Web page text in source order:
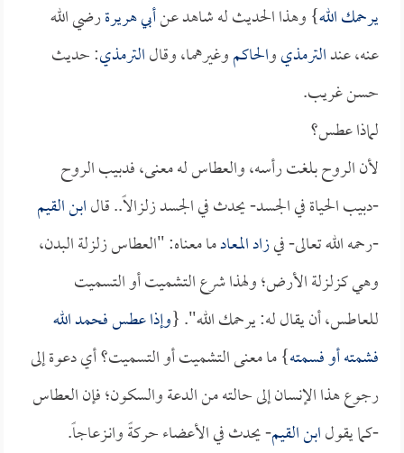
يرحمك الله} وهذا الحديث له شاهد عنأبي هريرةرضي الله
عنه، عندالترمذيوالحاكموغيرهما، وقالالترمذي: حديث
حسن غريب.
لماذا عطس؟
لأن الروح بلغت رأسه، والعطاس له معنى، فدبيب الروح
-دبيب الحياة في الجسد- يحدث في الجسد زلزالاً.. قالابن القيم
-رحمه الله تعالى- فيزاد المعادما معناه: "العطاس زلزلة البدن،
وهي كزلزلة الأرض؛ ولهذا شرع التشميت أو التسميت
للعاطس، أن يقال له: يرحمك الله". {وإذا عطس فحمد الله
فشمته أو فسمته} ما معنى التشميت أو التسميت؟ أي دعوة إلى
رجوع هذا الإنسان إلى حالته من الدعة والسكون؛ فإن العطاس
-كما يقولابن القيم- يحدث في الأعضاء حركةً وانـزعاجاً.